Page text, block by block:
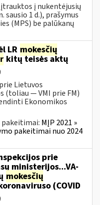
į nukentėjusių
sausio 1 d.), prašymus
(MPS) be palūkanų
LR mokesčių
kitų teisės aktų
Lietuvos
(toliau — VMI prie FM)
Ekonomikos
MĮP 2021 »
pakeitimai nuo 2024
prie
ministerijos...VA-
mokesčių
(COVID